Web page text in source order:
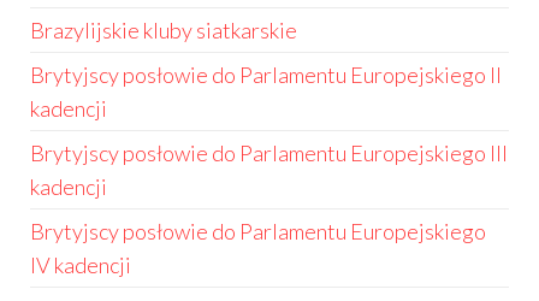
Brazylijskie kluby siatkarskie
Brytyjscy posłowie do Parlamentu Europejskiego II
kadencji
Brytyjscy posłowie do Parlamentu Europejskiego III
kadencji
Brytyjscy posłowie do Parlamentu Europejskiego
IV kadencji